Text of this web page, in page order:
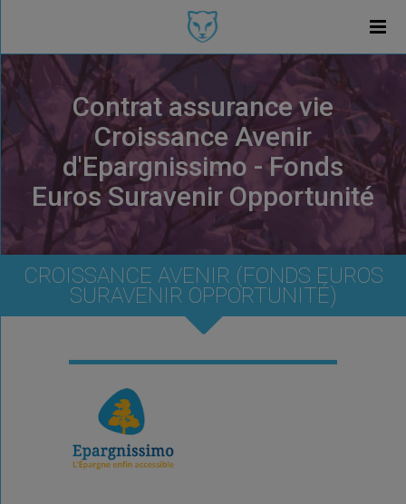
Contrat assurance vie
Croissance Avenir
d'Epargnissimo - Fonds
Euros Suravenir Opportunité
CROISSANCE AVENIR (FONDS EUROS
SURAVENIR OPPORTUNITÉ)